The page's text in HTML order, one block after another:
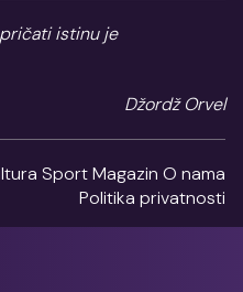
istinu je
Džordž Orvel
SportMagazin O nama
Politika privatnosti